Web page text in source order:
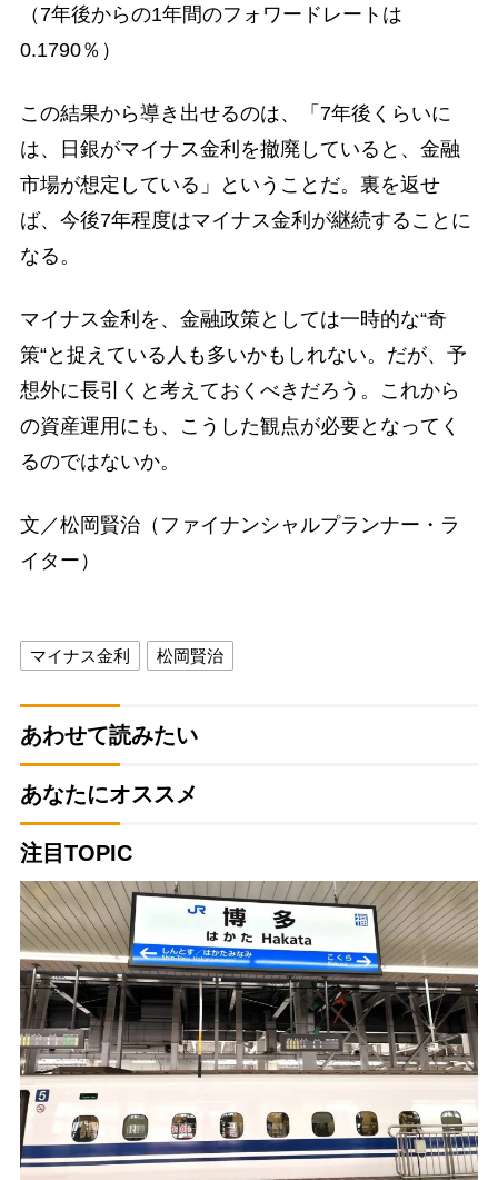
（7年後からの1年間のフォワードレートは
0.1790％）
この結果から導き出せるのは、「7年後くらいに
は、日銀がマイナス金利を撤廃していると、金融
市場が想定している」ということだ。裏を返せ
ば、今後7年程度はマイナス金利が継続することに
なる。
マイナス金利を、金融政策としては一時的な“奇
策“と捉えている人も多いかもしれない。だが、予
想外に長引くと考えておくべきだろう。これから
の資産運用にも、こうした観点が必要となってく
るのではないか。
文／松岡賢治（ファイナンシャルプランナー・ラ
イター）
マイナス金利 松岡賢治
あわせて読みたい
あなたにオススメ
注目TOPIC